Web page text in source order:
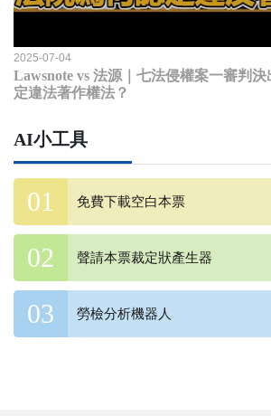
2025-07-04
Lawsnote vs 法源｜七法侵權案一審判
定違法著作權法？
AI小工具
免費下載空白本票
聲請本票裁定狀產生器
勞檢分析機器人